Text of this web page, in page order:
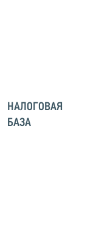
НАЛОГОВАЯ
БАЗА